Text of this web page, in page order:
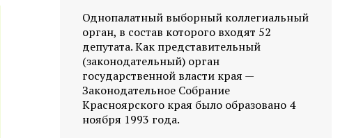
Однопалатный выборный коллегиальный
орган, в состав которого входят 52
депутата. Как представительный
(законодательный) орган
государственной власти края —
Законодательное Собрание
Красноярского края было образовано 4
ноября 1993 года.